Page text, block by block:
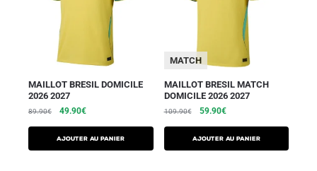
MAILLOT BRESIL DOMICILE
2026 2027
89.90€ 49.90€
AJOUTER AU PANIER
MATCH
MAILLOT BRESIL MATCH
DOMICILE 2026 2027
109.90€ 59.90€
AJOUTER AU PANIER